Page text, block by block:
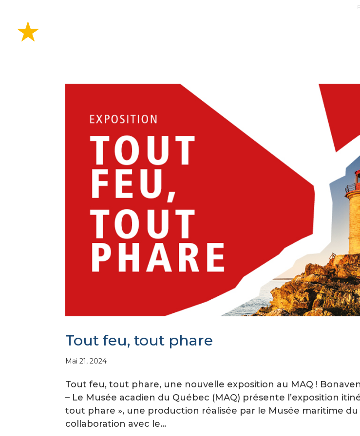
Tout feu, tout phare
Mai 21, 2024
Tout feu, tout phare, une nouvelle exposition au MAQ !
– Le Musée acadien du Québec (MAQ) présente l’exposition
tout phare », une production réalisée par le Musée maritime du
collaboration avec le...